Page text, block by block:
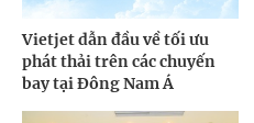
Vietjet dẫn đầu về tối ưu
phát thải trên các chuyến
bay tại Đông Nam Á